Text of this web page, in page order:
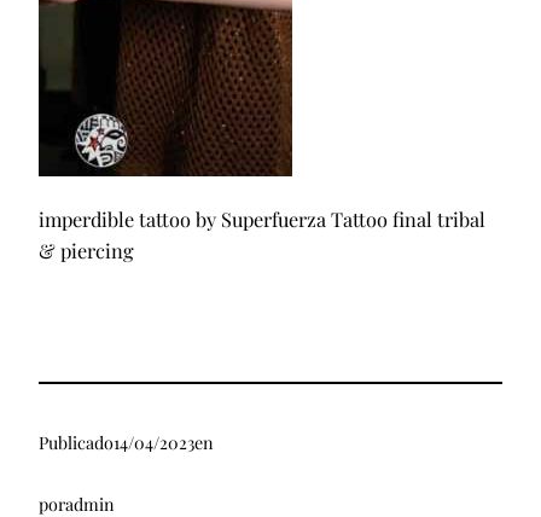
imperdible tattoo by Superfuerza Tattoo final tribal
& piercing
Publicado14/04/2023en
poradmin